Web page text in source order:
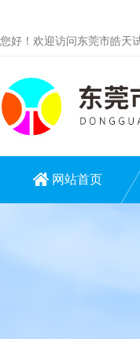
您好！欢迎访问东莞市皓天
网站首页